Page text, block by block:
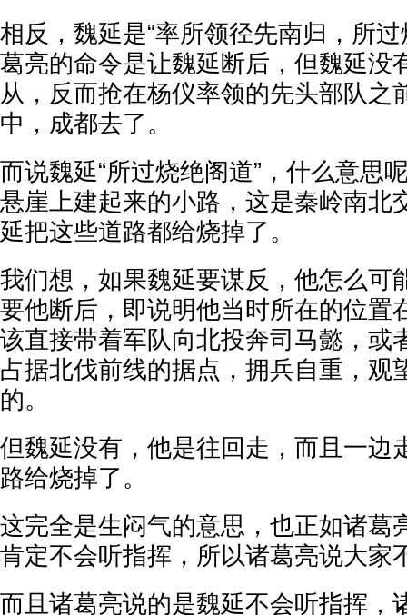
相反，魏延是“率所领径先南归，所
葛亮的命令是让魏延断后，但魏延没
从，反而抢在杨仪率领的先头部队之
中，成都去了。
而说魏延“所过烧绝阁道”，什么意思
悬崖上建起来的小路，这是秦岭南北
延把这些道路都给烧掉了。
我们想，如果魏延要谋反，他怎么可
要他断后，即说明他当时所在的位置
该直接带着军队向北投奔司马懿，或
占据北伐前线的据点，拥兵自重，观
的。
但魏延没有，他是往回走，而且一边
路给烧掉了。
这完全是生闷气的意思，也正如诸葛
肯定不会听指挥，所以诸葛亮说大家
而且诸葛亮说的是魏延不会听指挥，